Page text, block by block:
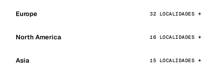
Europe 32 LOCALIDADES
North America 16 LOCALIDADES
Asia 15 LOCALIDADES